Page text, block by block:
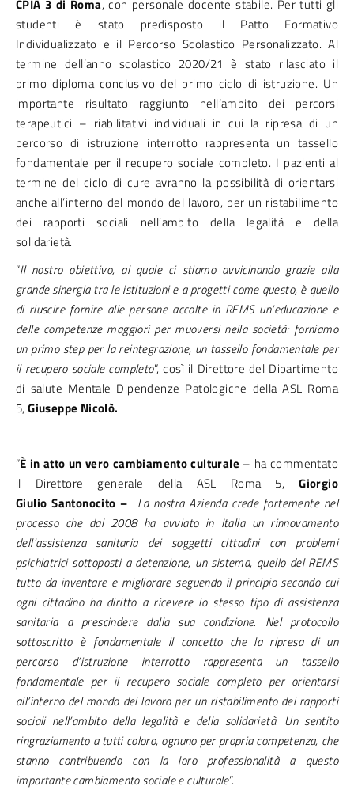
CPIA 3 di Roma, con personale docente stabile. Per tutti gli
studenti è stato predisposto il Patto Formativo
Individualizzato e il Percorso Scolastico Personalizzato. Al
termine dell’anno scolastico 2020/21 è stato rilasciato il
primo diploma conclusivo del primo ciclo di istruzione. Un
importante risultato raggiunto nell’ambito dei percorsi
terapeutici – riabilitativi individuali in cui la ripresa di un
percorso di istruzione interrotto rappresenta un tassello
fondamentale per il recupero sociale completo. I pazienti al
termine del ciclo di cure avranno la possibilità di orientarsi
anche all’interno del mondo del lavoro, per un ristabilimento
dei rapporti sociali nell’ambito della legalità e della
solidarietà.
“Il nostro obiettivo, al quale ci stiamo avvicinando grazie alla
grande sinergia tra le istituzioni e a progetti come questo, è quello
di riuscire fornire alle persone accolte in REMS un’educazione e
delle competenze maggiori per muoversi nella società: forniamo
un primo step per la reintegrazione, un tassello fondamentale per
il recupero sociale completo”, così il Direttore del Dipartimento
di salute Mentale Dipendenze Patologiche della ASL Roma
5,Giuseppe Nicolò.
“È in atto un vero cambiamento culturale – ha commentato
il Direttore generale della ASL Roma 5, Giorgio
Giulio Santonocito –
La nostra Azienda crede fortemente nel
processo che dal 2008 ha avviato in Italia un rinnovamento
dell’assistenza sanitaria dei soggetti cittadini con problemi
psichiatrici sottoposti a detenzione, un sistema, quello del REMS
tutto da inventare e migliorare seguendo il principio secondo cui
ogni cittadino ha diritto a ricevere lo stesso tipo di assistenza
sanitaria a prescindere dalla sua condizione. Nel protocollo
sottoscritto è fondamentale il concetto che la ripresa di un
percorso d’istruzione interrotto rappresenta un tassello
fondamentale per il recupero sociale completo per orientarsi
all’interno del mondo del lavoro per un ristabilimento dei rapporti
sociali nell’ambito della legalità e della solidarietà. Un sentito
ringraziamento a tutti coloro, ognuno per propria competenza, che
stanno contribuendo con la loro professionalità a questo
importante cambiamento sociale e culturale”.